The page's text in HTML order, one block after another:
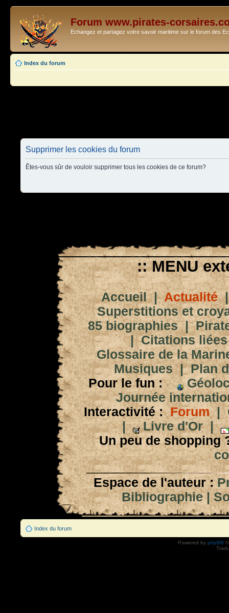
Forum www.pirates-
Echangez et partagez votre savoir maritime sur le forum des
Index du forum
Supprimer les cookies du forum
Êtes-vous sûr de vouloir supprimer tous les cookies de ce forum?
:: MENU
Accueil|Actualité
Superstitions et
85 biographies|
|Citations
Glossaire de la
Musiques|Plan
Pour le fun :
Journée
Interactivité : Forum|
|
Livre d'Or|
Un peu de shopping
Espace de l'auteur :
Bibliographie|
Index du forum
Powered by phpBB